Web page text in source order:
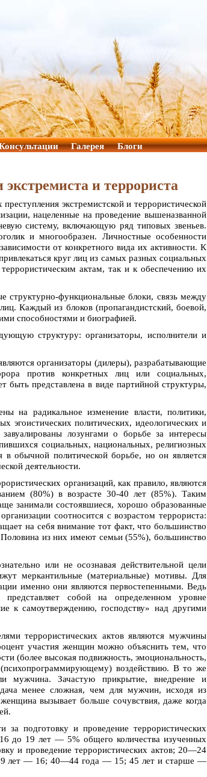
Галерея Блоги
и террориста
экстремистской и террористической
нацеленные на проведение вышеназванной
систему, включающую ряд типовых звеньев.
и многообразен. Личностные особенности
от конкретного вида их активности. К
круг лиц из самых разных социальных
актам, так и к обеспечению их
структурно-функциональные блоки, связь между
Каждый из блоков (пропагандистский, боевой,
способностями и биографией.
структуру: организаторы, исполнители и
организаторы (дилеры), разрабатывающие
против конкретных лиц или социальных,
быть представлена в виде партийной структуры,
на радикальное изменение власти, политики,
эгоистических политических, идеологических и
лозунгами о борьбе за интересы
социальных, национальных, религиозных
обычной политической борьбе, но он является
деятельности.
организаций, как правило, являются
(80%) в возрасте 30-40 лет (85%). Таким
занимали состоявшиеся, хорошо образованные
соотносится с возрастом террориста:
на себя внимание тот факт, что большинство
из них имеют семьи (55%), большинство
или не осознавая действительной цели
меркантильные (материальные) мотивы. Для
именно они являются первостепенными. Ведь
собой на определенном уровне
к самоутверждению, господству» над другими
террористических актов являются мужчины
участия женщин можно объяснить тем, что
(более высокая подвижность, эмоциональность,
(психопрограммирующему) воздействию. В то же
мужчина. Зачастую прикрытие, внедрение и
менее сложная, чем для мужчин, исходя из
вызывает больше сочувствия, даже когда
за подготовку и проведение террористических
до 19 лет — 5% общего количества изученных
и проведение террористических актов; 20—24
— 16; 40—44 года — 15; 45 лет и старше —